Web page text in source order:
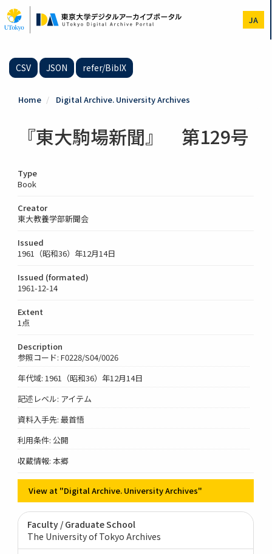
to
main
JA
CSV JSON refer/BibIX
Home Digital Archive. University Archives
『東大駒場新聞』 第129号
Type
Book
Creator
東大教養学部新聞会
Issued
1961（昭和36）年12月14日
Issued (formated)
1961-12-14
Extent
1点
Description
参照コード: F0228/S04/0026
年代域: 1961（昭和36）年12月14日
記述レベル: アイテム
資料入手先: 最首悟
利用条件: 公開
収蔵情報: 本郷
View at "Digital Archive. University Archives"
Faculty / Graduate School
The University of Tokyo Archives